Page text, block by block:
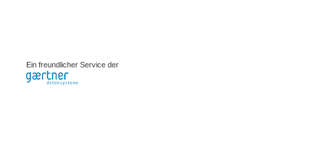
Ein freundlicher Service der